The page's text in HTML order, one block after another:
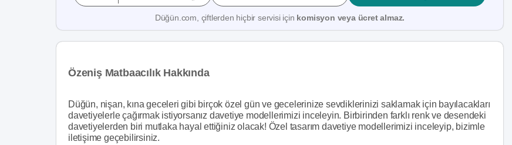
Düğün.com, çiftlerden hiçbir servisi için komisyon veya ücret almaz.
Özeniş Matbaacılık Hakkında
Düğün, nişan, kına geceleri gibi birçok özel gün ve gecelerinize sevdiklerinizi saklamak için bayılacakları
davetiyelerle çağırmak istiyorsanız davetiye modellerimizi inceleyin. Birbirinden farklı renk ve desendeki
davetiyelerden biri mutlaka hayal ettiğiniz olacak! Özel tasarım davetiye modellerimizi inceleyip, bizimle
iletişime geçebilirsiniz.